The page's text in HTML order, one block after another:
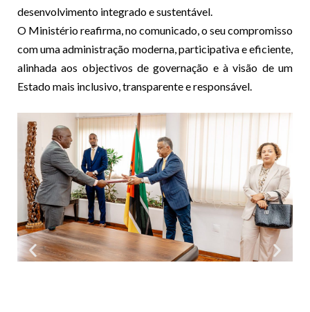
desenvolvimento integrado e sustentável.
O Ministério reafirma, no comunicado, o seu compromisso
com uma administração moderna, participativa e eficiente,
alinhada aos objectivos de governação e à visão de um
Estado mais inclusivo, transparente e responsável.